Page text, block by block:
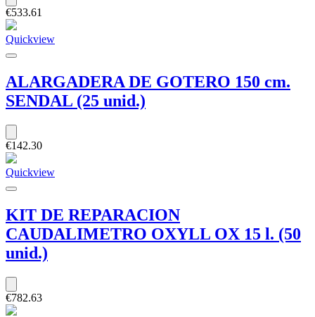
€533.61
Quickview
ALARGADERA DE GOTERO 150 cm.
SENDAL (25 unid.)
€142.30
Quickview
KIT DE REPARACION
CAUDALIMETRO OXYLL OX 15 l. (50
unid.)
€782.63